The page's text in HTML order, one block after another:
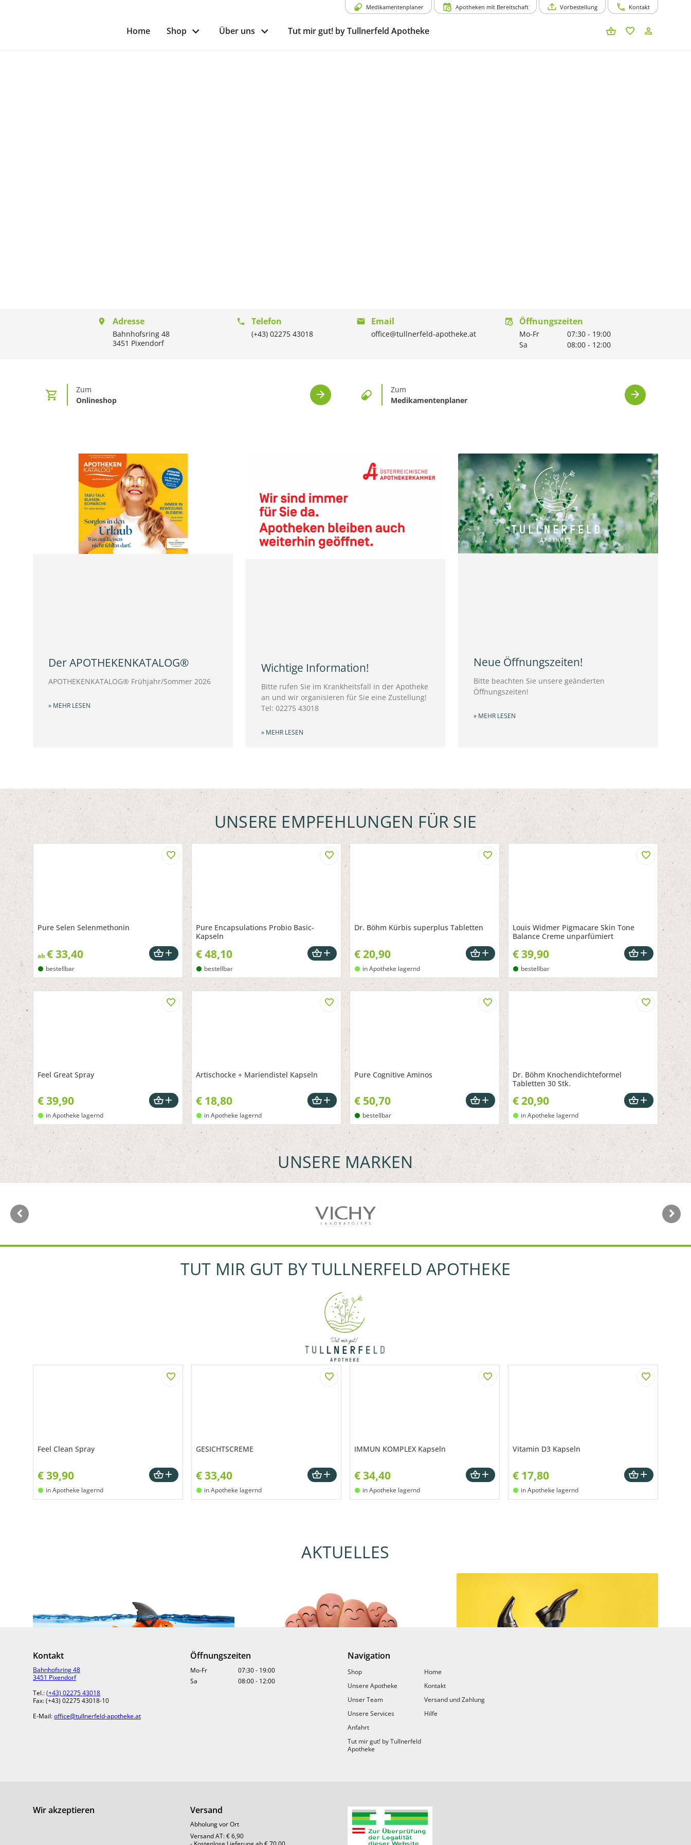
Medikamentenplaner Apotheken mit Bereitschaft Vorbestellung Kontakt
Home Shop Über uns Tut mir gut! by Tullnerfeld Apotheke
Adresse
Bahnhofsring 48
3451 Pixendorf
Telefon
(+43) 02275 43018
Email
office@tullnerfeld-apotheke.at
Öffnungszeiten
Mo-Fr 07:30 - 19:00
Sa
08:00 - 12:00
Zum
Onlineshop
Zum
Medikamentenplaner
Der APOTHEKENKATALOG®
APOTHEKENKATALOG® Frühjahr/Sommer 2026
» MEHR LESEN
Wichtige Information!
Bitte rufen Sie im Krankheitsfall in der Apotheke
an und wir organisieren für Sie eine Zustellung!
Tel: 02275 43018
» MEHR LESEN
Neue Öffnungszeiten!
Bitte beachten Sie unsere geänderten
Öffnungszeiten!
» MEHR LESEN
UNSERE EMPFEHLUNGEN FÜR SIE
Pure Selen Selenmethonin
ab €33,40
bestellbar
Pure Encapsulations Probio Basic-
Kapseln
€48,10
bestellbar
Dr. Böhm Kürbis superplus Tabletten
€20,90
in Apotheke lagernd
Louis Widmer Pigmacare Skin Tone
Balance Creme unparfümiert
€39,90
bestellbar
Feel Great Spray
€39,90
in Apotheke lagernd
Artischocke + Mariendistel Kapseln
€ 18,80
in Apotheke lagernd
Pure Cognitive Aminos
€ 50,70
bestellbar
Dr. Böhm Knochendichteformel
Tabletten 30 Stk.
€20,90
in Apotheke lagernd
UNSERE MARKEN
TUT MIR GUT BY TULLNERFELD APOTHEKE
Feel Clean Spray
€39,90
in Apotheke lagernd
GESICHTSCREME
€33,40
in Apotheke lagernd
IMMUN KOMPLEX Kapseln
€34,40
in Apotheke lagernd
Vitamin D3 Kapseln
€ 17,80
in Apotheke lagernd
AKTUELLES
Mikro, aber mächtig
Sie spielen selten die Hauptrolle, aber halten
doch alles am Laufen: Mikronährstoffe ziehen im
Schluss mit Scham-Zehen
Was haben Händedruck und Zehennägel
gemeinsam? Sie verraten mehr, als wir denken.
Kontakt
Bahnhofsring 48
3451 Pixendorf
Tel.:(+43) 02275 43018
Fax: (+43) 02275 43018-10
E-Mail:office@tullnerfeld-apotheke.at
Öffnungszeiten
Mo-Fr 07:30- 19:00
Sa
08:00- 12:00
Navigation
Shop
Unsere Apotheke
Unser Team
Unsere Services
Anfahrt
Tut mir gut! by Tullnerfeld
Apotheke
Home
Kontakt
Versand und Zahlung
Hilfe
Wir akzeptieren Versand
Abholung vor Ort
Versand AT: € 6,90